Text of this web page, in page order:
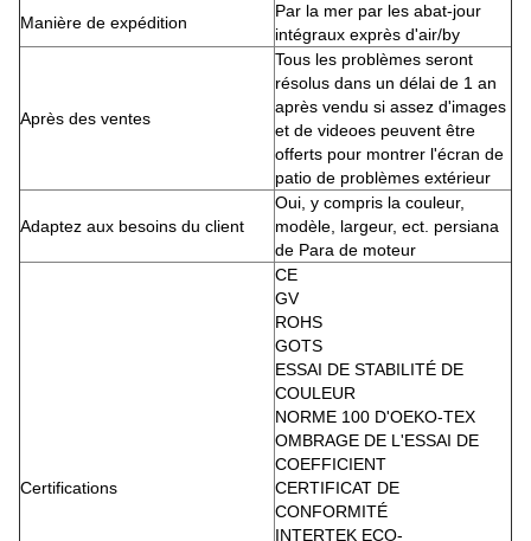
Manière de expédition
Par la mer par les abat-jour
intégraux exprès d'air/by
Après des ventes
Tous les problèmes seront
résolus dans un délai de 1 an
après vendu si assez d'images
et de videoes peuvent être
offerts pour montrer l'écran de
patio de problèmes extérieur
Adaptez aux besoins du client
Oui, y compris la couleur,
modèle, largeur, ect. persiana
de Para de moteur
Certifications
CE
GV
ROHS
GOTS
ESSAI DE STABILITÉ DE
COULEUR
NORME 100 D'OEKO-TEX
OMBRAGE DE L'ESSAI DE
COEFFICIENT
CERTIFICAT DE
CONFORMITÉ
INTERTEK ECO-